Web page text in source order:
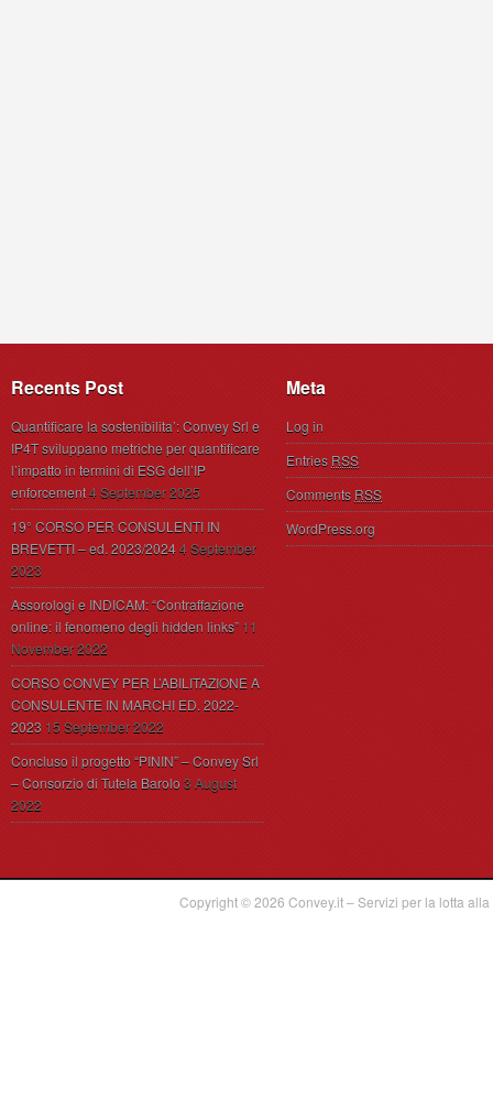
Recents Post
Quantificare la sostenibilita’: Convey Srl e
IP4T sviluppano metriche per quantificare
l’impatto in termini di ESG dell’IP
enforcement4 September 2025
19° CORSO PER CONSULENTI IN
BREVETTI – ed. 2023/20244 September
2023
Assorologi e INDICAM: “Contraffazione
online: il fenomeno degli hidden links” 11
November 2022
CORSO CONVEY PER L’ABILITAZIONE A
CONSULENTE IN MARCHI ED. 2022-
2023 15 September 2022
Concluso il progetto “PININ” – Convey Srl
– Consorzio di Tutela Barolo 3 August
2022
Meta
Log in
Entries RSS
Comments RSS
WordPress.org
Copyright © 2026 Convey.it – Servizi per la lotta